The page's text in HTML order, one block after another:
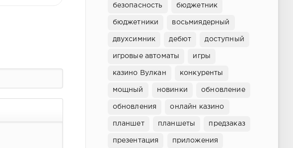
безопасность бюджетник
бюджетники восьмиядерный
двухсимник дебют доступный
игровые автоматы игры
казино Вулкан конкуренты
мощный новинки обновление
обновления онлайн казино
планшет планшеты предзаказ
презентация приложения